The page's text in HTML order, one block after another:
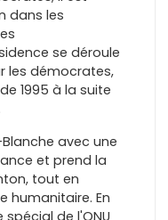
dans les
se déroule
les démocrates,
1995 à la suite
avec une
et prend la
tout en
humanitaire. En
de l'ONU